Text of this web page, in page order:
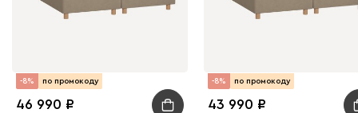
-8% по промокоду
46 990
-8% по промокоду
43 990